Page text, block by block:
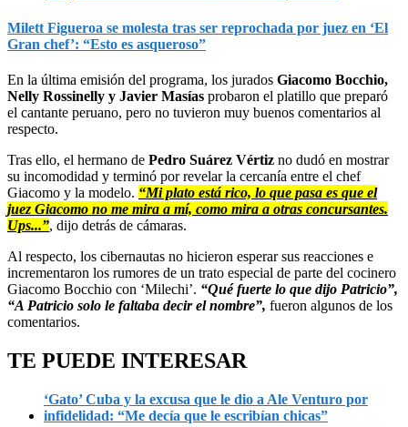
Milett Figueroa se molesta tras ser reprochada por juez en ‘El
Gran chef’: “Esto es asqueroso”
En la última emisión del programa, los jurados Giacomo Bocchio,
Nelly Rossinelly y Javier Masías probaron el platillo que preparó
el cantante peruano, pero no tuvieron muy buenos comentarios al
respecto.
Tras ello, el hermano de Pedro Suárez Vértiz no dudó en mostrar
su incomodidad y terminó por revelar la cercanía entre el chef
Giacomo y la modelo. “Mi plato está rico, lo que pasa es que el
juez Giacomo no me mira a mí, como mira a otras concursantes.
Ups...”, dijo detrás de cámaras.
Al respecto, los cibernautas no hicieron esperar sus reacciones e
incrementaron los rumores de un trato especial de parte del cocinero
Giacomo Bocchio con ‘Milechi’. “Qué fuerte lo que dijo Patricio”,
“A Patricio solo le faltaba decir el nombre”, fueron algunos de los
comentarios.
TE PUEDE INTERESAR
‘Gato’ Cuba y la excusa que le dio a Ale Venturo por
infidelidad: “Me decía que le escribían chicas”